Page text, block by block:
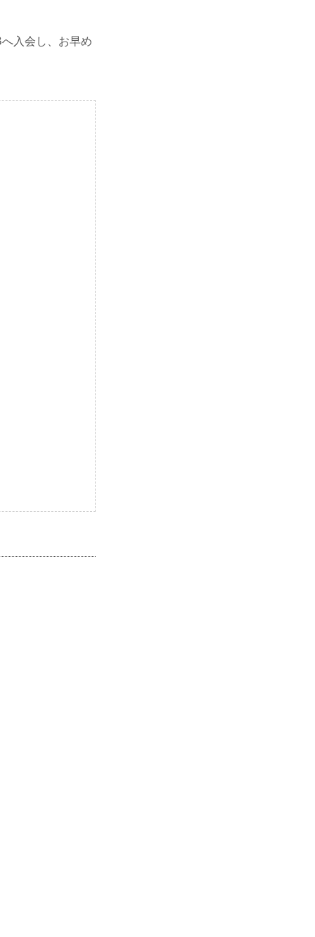
入会し、お早め